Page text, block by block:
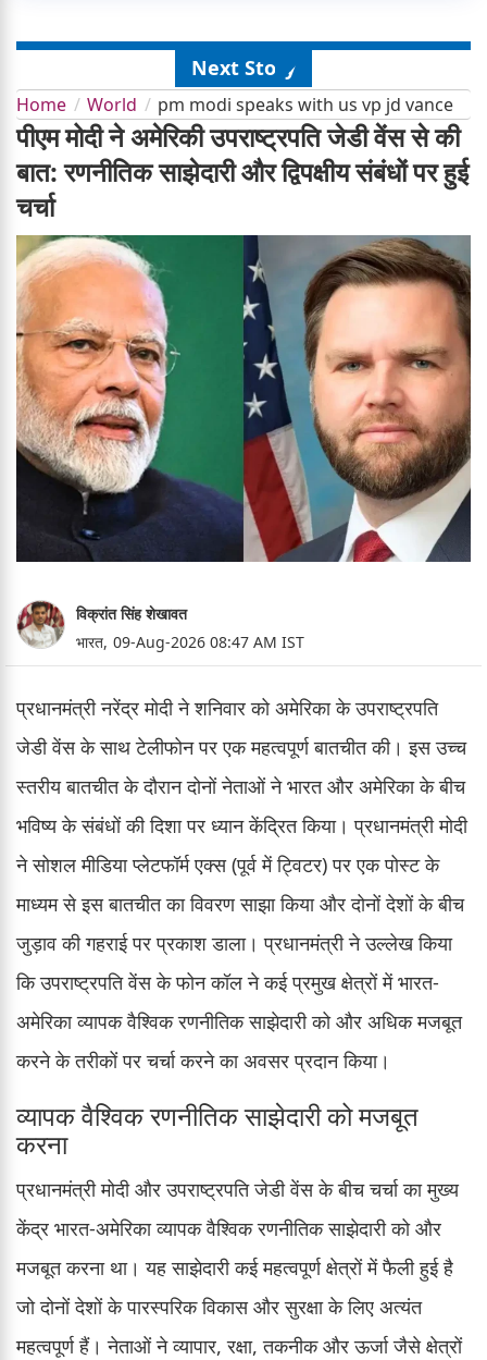
Next Story
Home World pm modi speaks with us vp jd vance
पीएम मोदी ने अमेरिकी उपराष्ट्रपति जेडी वेंस से की
बात: रणनीतिक साझेदारी और द्विपक्षीय संबंधों पर हुई
चर्चा
विक्रांत सिंह शेखावत
भारत, 09-Aug-2026 08:47 AM IST
प्रधानमंत्री नरेंद्र मोदी ने शनिवार को अमेरिका के उपराष्ट्रपति
जेडी वेंस के साथ टेलीफोन पर एक महत्वपूर्ण बातचीत की। इस उच्च
स्तरीय बातचीत के दौरान दोनों नेताओं ने भारत और अमेरिका के बीच
भविष्य के संबंधों की दिशा पर ध्यान केंद्रित किया। प्रधानमंत्री मोदी
ने सोशल मीडिया प्लेटफॉर्म एक्स (पूर्व में ट्विटर) पर एक पोस्ट के
माध्यम से इस बातचीत का विवरण साझा किया और दोनों देशों के बीच
जुड़ाव की गहराई पर प्रकाश डाला। प्रधानमंत्री ने उल्लेख किया
कि उपराष्ट्रपति वेंस के फोन कॉल ने कई प्रमुख क्षेत्रों में भारत-
अमेरिका व्यापक वैश्विक रणनीतिक साझेदारी को और अधिक मजबूत
करने के तरीकों पर चर्चा करने का अवसर प्रदान किया।
व्यापक वैश्विक रणनीतिक साझेदारी को मजबूत
करना
प्रधानमंत्री मोदी और उपराष्ट्रपति जेडी वेंस के बीच चर्चा का मुख्य
केंद्र भारत-अमेरिका व्यापक वैश्विक रणनीतिक साझेदारी को और
मजबूत करना था। यह साझेदारी कई महत्वपूर्ण क्षेत्रों में फैली हुई है
जो दोनों देशों के पारस्परिक विकास और सुरक्षा के लिए अत्यंत
महत्वपूर्ण हैं। नेताओं ने व्यापार, रक्षा, तकनीक और ऊर्जा जैसे क्षेत्रों